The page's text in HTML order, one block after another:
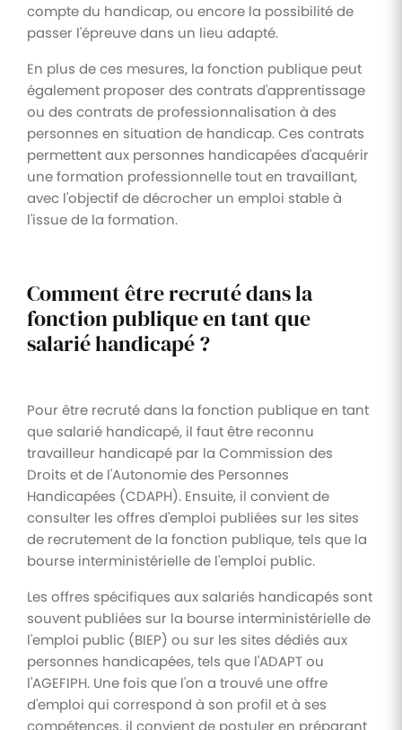
compte du handicap, ou encore la possibilité de
passer l'épreuve dans un lieu adapté.
En plus de ces mesures, la fonction publique peut
également proposer des contrats d'apprentissage
ou des contrats de professionnalisation à des
personnes en situation de handicap. Ces contrats
permettent aux personnes handicapées d'acquérir
une formation professionnelle tout en travaillant,
avec l'objectif de décrocher un emploi stable à
l'issue de la formation.
Comment être recruté dans la
fonction publique en tant que
salarié handicapé ?
Pour être recruté dans la fonction publique en tant
que salarié handicapé, il faut être reconnu
travailleur handicapé par la Commission des
Droits et de l'Autonomie des Personnes
Handicapées (CDAPH). Ensuite, il convient de
consulter les offres d'emploi publiées sur les sites
de recrutement de la fonction publique, tels que la
bourse interministérielle de l'emploi public.
Les offres spécifiques aux salariés handicapés sont
souvent publiées sur la bourse interministérielle de
l'emploi public (BIEP) ou sur les sites dédiés aux
personnes handicapées, tels que l'ADAPT ou
l'AGEFIPH. Une fois que l'on a trouvé une offre
d'emploi qui correspond à son profil et à ses
compétences, il convient de postuler en préparant